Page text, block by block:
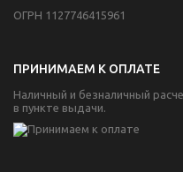
ОГРН 1127746415961
ПРИНИМАЕМ К ОПЛАТЕ
Наличный и безналичный
в пункте выдачи.